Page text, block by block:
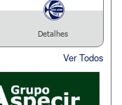
Detalhes
Ver Todos